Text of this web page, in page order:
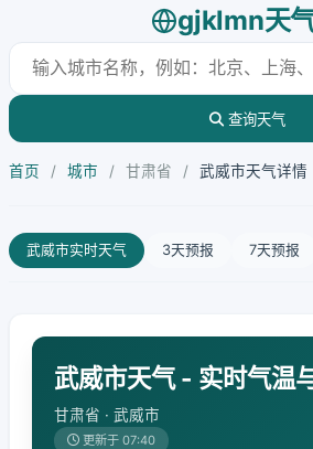
gjklmn天
查询天气
首页 / 城市 / 甘肃省 / 武威市天气详情
武威市实时天气 3天预报 7天预报
武威市天气 - 实时气温
甘肃省 · 武威市
更新于 07:40